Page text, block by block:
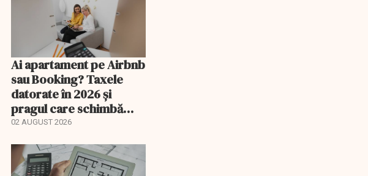
Ai apartament pe Airbnb
sau Booking? Taxele
datorate în 2026 și
pragul care schimbă
regimul fiscal
02 AUGUST 2026